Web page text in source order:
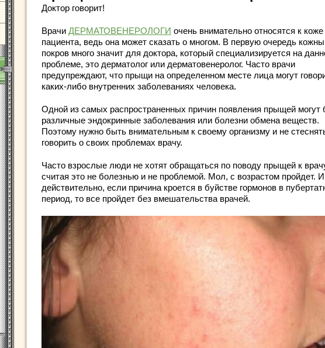
Доктор говорит!
Врачи ДЕРМАТОВЕНЕРОЛОГИ очень внимательно относятся к коже
пациента, ведь она может сказать о многом. В первую очередь
покров много значит для доктора, который специализируется на
проблеме, это дерматолог или дерматовенеролог. Часто врачи
предупреждают, что прыщи на определенном месте лица могут
каких-либо внутренних заболеваниях человека.
Одной из самых распространенных причин появления прыщей могут
различные эндокринные заболевания или болезни обмена веществ.
Поэтому нужно быть внимательным к своему организму и не
говорить о своих проблемах врачу.
Часто взрослые люди не хотят обращаться по поводу прыщей к
считая это не болезнью и не проблемой. Мол, с возрастом пройдет. И
действительно, если причина кроется в буйстве гормонов в
период, то все пройдет без вмешательства врачей.